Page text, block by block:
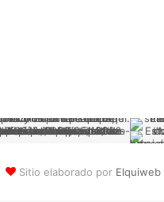
Sitio elaborado por Elquiweb